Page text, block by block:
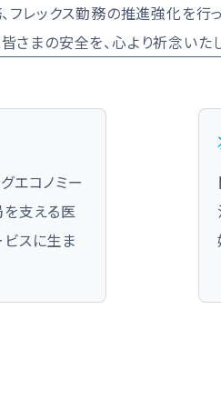
フレックス勤務の推進強化を行
まの安全を、心より祈念いたし
エコノミー
を支える医
スに生ま